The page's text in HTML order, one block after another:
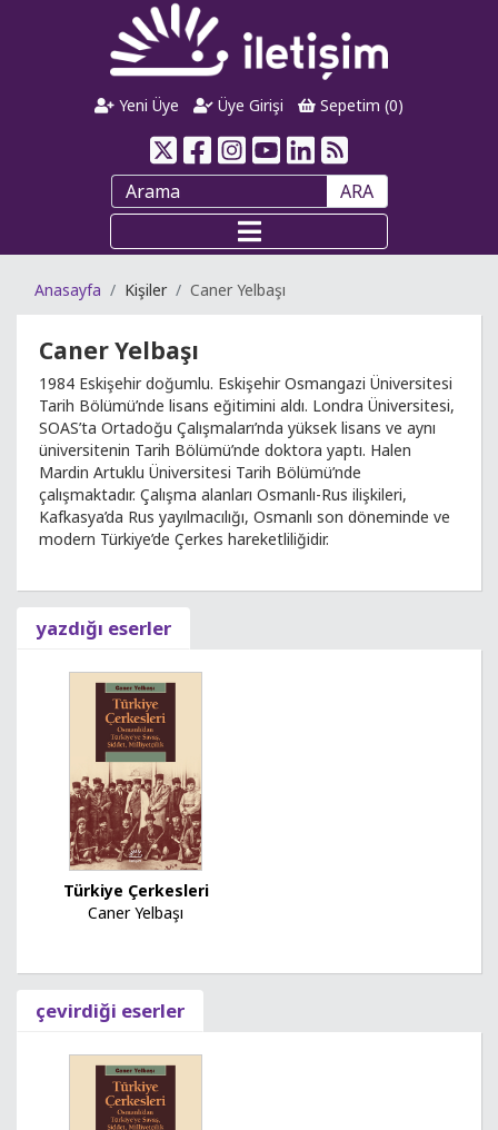
Yeni Üye Üye Girişi Sepetim (0)
ARA
Anasayfa Kişiler Caner Yelbaşı
Caner Yelbaşı
1984 Eskişehir doğumlu. Eskişehir Osmangazi Üniversitesi
Tarih Bölümü’nde lisans eğitimini aldı. Londra Üniversitesi,
SOAS’ta Ortadoğu Çalışmaları’nda yüksek lisans ve aynı
üniversitenin Tarih Bölümü’nde doktora yaptı. Halen
Mardin Artuklu Üniversitesi Tarih Bölümü’nde
çalışmaktadır. Çalışma alanları Osmanlı-Rus ilişkileri,
Kafkasya’da Rus yayılmacılığı, Osmanlı son döneminde ve
modern Türkiye’de Çerkes hareketliliğidir.
yazdığı eserler
Türkiye Çerkesleri
Caner Yelbaşı
çevirdiği eserler